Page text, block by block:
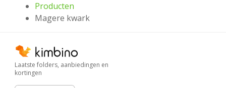
Producten
Magere kwark
Laatste folders, aanbiedingen en
kortingen